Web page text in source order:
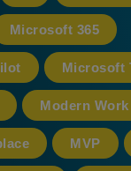
Microsoft 365
Microsoft
Modern Work
MVP